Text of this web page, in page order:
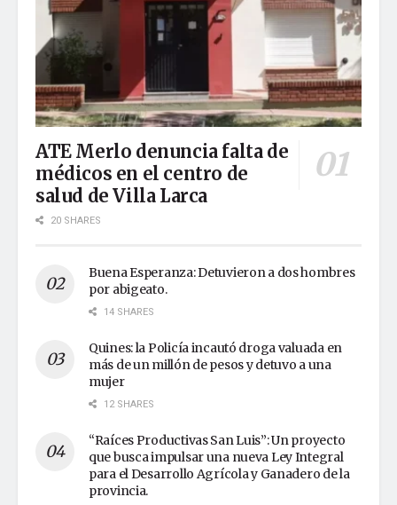
ATE Merlo denuncia falta de
médicos en el centro de
salud de Villa Larca
20 SHARES
Buena Esperanza: Detuvieron a dos hombres
por abigeato.
14 SHARES
Quines: la Policía incautó droga valuada en
más de un millón de pesos y detuvo a una
mujer
12 SHARES
“Raíces Productivas San Luis”: Un proyecto
que busca impulsar una nueva Ley Integral
para el Desarrollo Agrícola y Ganadero de la
provincia.